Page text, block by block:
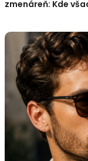
zmenáreň: Kde